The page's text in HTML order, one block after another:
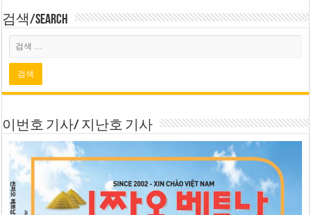
검색/Search
이번호 기사/ 지난호 기사